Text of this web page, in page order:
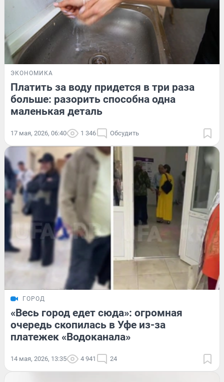
ЭКОНОМИКА
Платить за воду придется в три раза
больше: разорить способна одна
маленькая деталь
17 мая, 2026, 06:40 1 346 Обсудить
ГОРОД
«Весь город едет сюда»: огромная
очередь скопилась в Уфе из-за
платежек «Водоканала»
14 мая, 2026, 13:35 4 941 24